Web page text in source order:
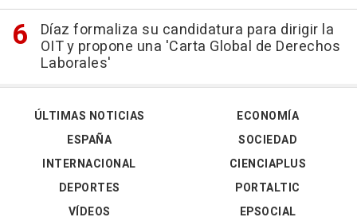
Díaz formaliza su candidatura para dirigir la
OIT y propone una 'Carta Global de Derechos
Laborales'
ÚLTIMAS NOTICIAS
ESPAÑA
INTERNACIONAL
DEPORTES
VÍDEOS
ECONOMÍA
SOCIEDAD
CIENCIAPLUS
PORTALTIC
EPSOCIAL